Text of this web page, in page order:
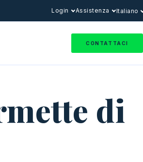
Login Assistenza Italiano
CONTATTACI
di